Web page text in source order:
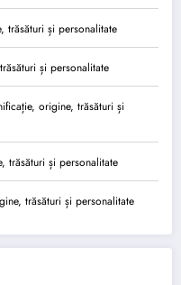
trăsături și personalitate
și personalitate
origine, trăsături și
trăsături și personalitate
trăsături și personalitate